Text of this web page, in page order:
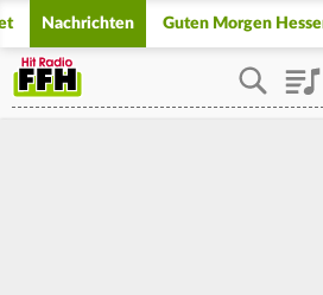
Nachrichten Guten Morgen